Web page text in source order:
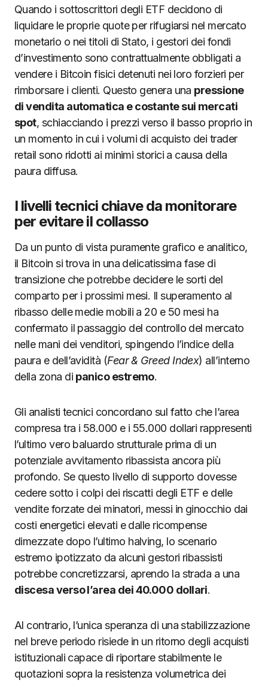
Quando i sottoscrittori degli ETF decidono di
liquidare le proprie quote per rifugiarsi nel mercato
monetario o nei titoli di Stato, i gestori dei fondi
d’investimento sono contrattualmente obbligati a
vendere i Bitcoin fisici detenuti nei loro forzieri per
rimborsare i clienti. Questo genera una pressione
di vendita automatica e costante sui mercati
spot, schiacciando i prezzi verso il basso proprio in
un momento in cui i volumi di acquisto dei trader
retail sono ridotti ai minimi storici a causa della
paura diffusa.
I livelli tecnici chiave da monitorare
per evitare il collasso
Da un punto di vista puramente grafico e analitico,
il Bitcoin si trova in una delicatissima fase di
transizione che potrebbe decidere le sorti del
comparto per i prossimi mesi. Il superamento al
ribasso delle medie mobili a 20 e 50 mesi ha
confermato il passaggio del controllo del mercato
nelle mani dei venditori, spingendo l’indice della
paura e dell’avidità (Fear & Greed Index) all’interno
della zona di panico estremo.
Gli analisti tecnici concordano sul fatto che l’area
compresa tra i 58.000 e i 55.000 dollari rappresenti
l’ultimo vero baluardo strutturale prima di un
potenziale avvitamento ribassista ancora più
profondo. Se questo livello di supporto dovesse
cedere sotto i colpi dei riscatti degli ETF e delle
vendite forzate dei minatori, messi in ginocchio dai
costi energetici elevati e dalle ricompense
dimezzate dopo l’ultimo halving, lo scenario
estremo ipotizzato da alcuni gestori ribassisti
potrebbe concretizzarsi, aprendo la strada a una
discesa verso l’area dei 40.000 dollari.
Al contrario, l’unica speranza di una stabilizzazione
nel breve periodo risiede in un ritorno degli acquisti
istituzionali capace di riportare stabilmente le
quotazioni sopra la resistenza volumetrica dei